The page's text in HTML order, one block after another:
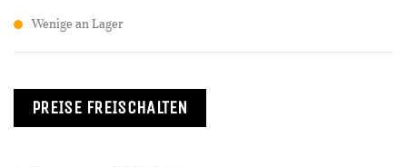
Wenige an Lager
PREISE FREISCHALTEN